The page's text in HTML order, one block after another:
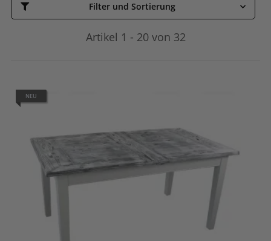
Filter und Sortierung
Artikel 1 - 20 von 32
NEU